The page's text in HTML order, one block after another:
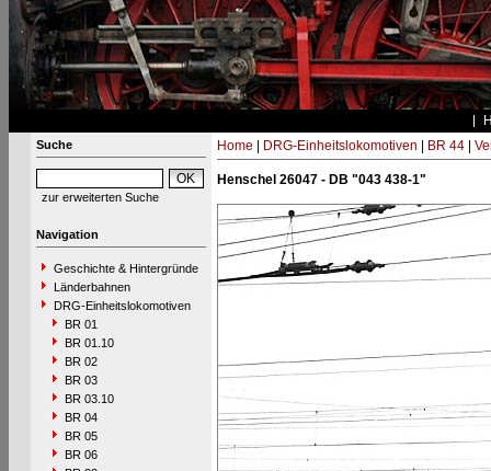
Suche
zur erweiterten Suche
Navigation
Geschichte & Hintergründe
Länderbahnen
DRG-Einheitslokomotiven
BR 01
BR 01.10
BR 02
BR 03
BR 03.10
BR 04
BR 05
BR 06
Home DRG-Einheitslokomotiven BR 44|
Henschel 26047 - DB "043 438-1"